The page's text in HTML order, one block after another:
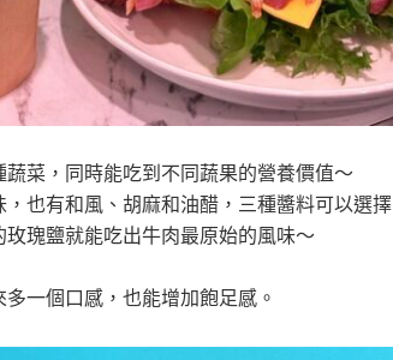
菜，同時能吃到不同蔬果的營養價值～
也有和風、胡麻和油醋，三種醬料可以選擇
瑰鹽就能吃出牛肉最原始的風味～
一個口感，也能增加飽足感。